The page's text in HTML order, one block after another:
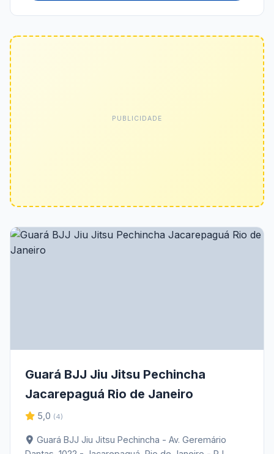
Guará BJJ Jiu Jitsu Pechincha
Jacarepaguá Rio de Janeiro
5,0 (4)
Guará BJJ Jiu Jitsu Pechincha - Av. Geremário